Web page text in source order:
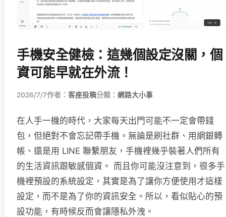
手機安全健檢：這幾個設定沒關，個
資可能早就在外流！
2026/7/7作者： 客座投稿分類： 網路大小事
在人手一機的時代，大家每天出門可能不一定會帶錢
包，但絕對不會忘記帶手機。無論是刷社群、用網銀轉
帳、還是用 LINE 聯繫朋友，手機裡幾乎裝著人們所有
的生活資訊跟敏感個資。 而且你可能沒注意到，很多手
機裡預設的系統設定，其實是為了讓你方便使用才這樣
設定，而不是為了你的資訊安全。所以，看似貼心的預
設功能，有時候反而會讓隱私外洩。